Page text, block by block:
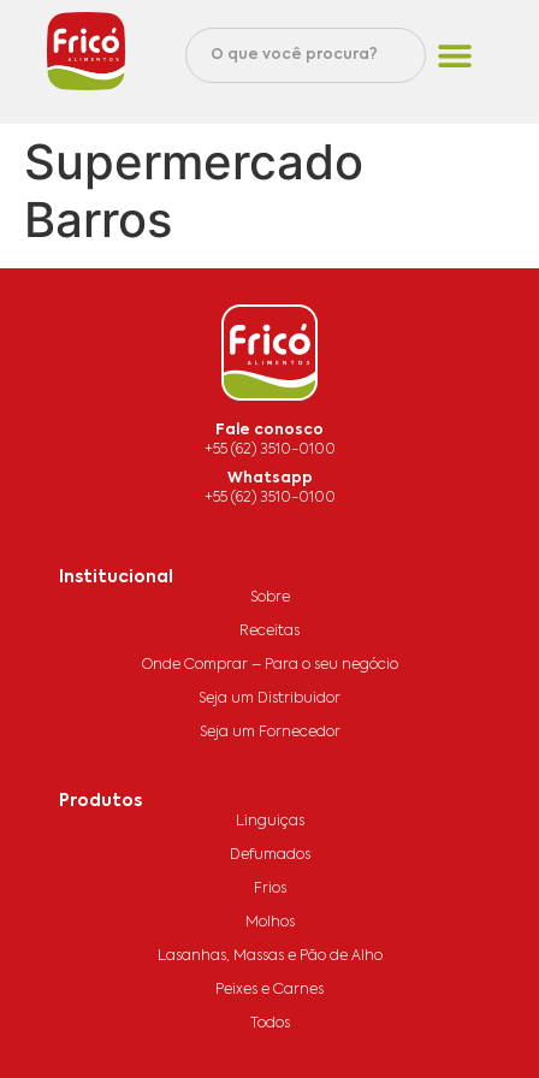
Supermercado
Barros
Fale conosco
+55 (62) 3510-0100
Whatsapp
+55 (62) 3510-0100
Institucional
Sobre
Receitas
Onde Comprar – Para o seu negócio
Seja um Distribuidor
Seja um Fornecedor
Produtos
Linguiças
Defumados
Frios
Molhos
Lasanhas, Massas e Pão de Alho
Peixes e Carnes
Todos